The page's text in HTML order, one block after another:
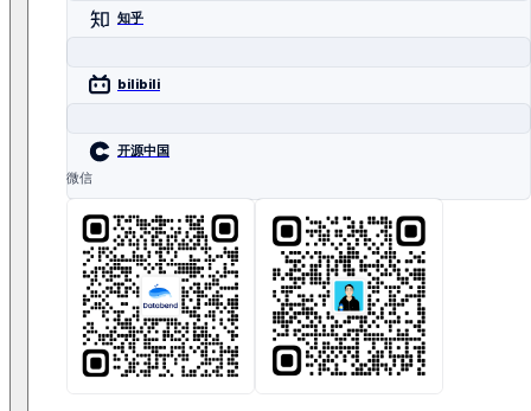
知乎
bilibili
开源中国
微信